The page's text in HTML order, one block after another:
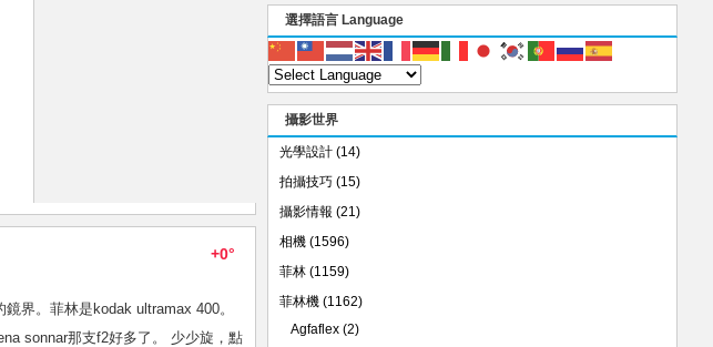
+0°
界。菲林是kodak ultramax 400。
sonnar那支f2好多了。 少少旋，點
選擇語言 Language
攝影世界
光學設計 (14)
拍攝技巧 (15)
攝影情報 (21)
相機 (1596)
菲林 (1159)
菲林機 (1162)
Agfaflex (2)